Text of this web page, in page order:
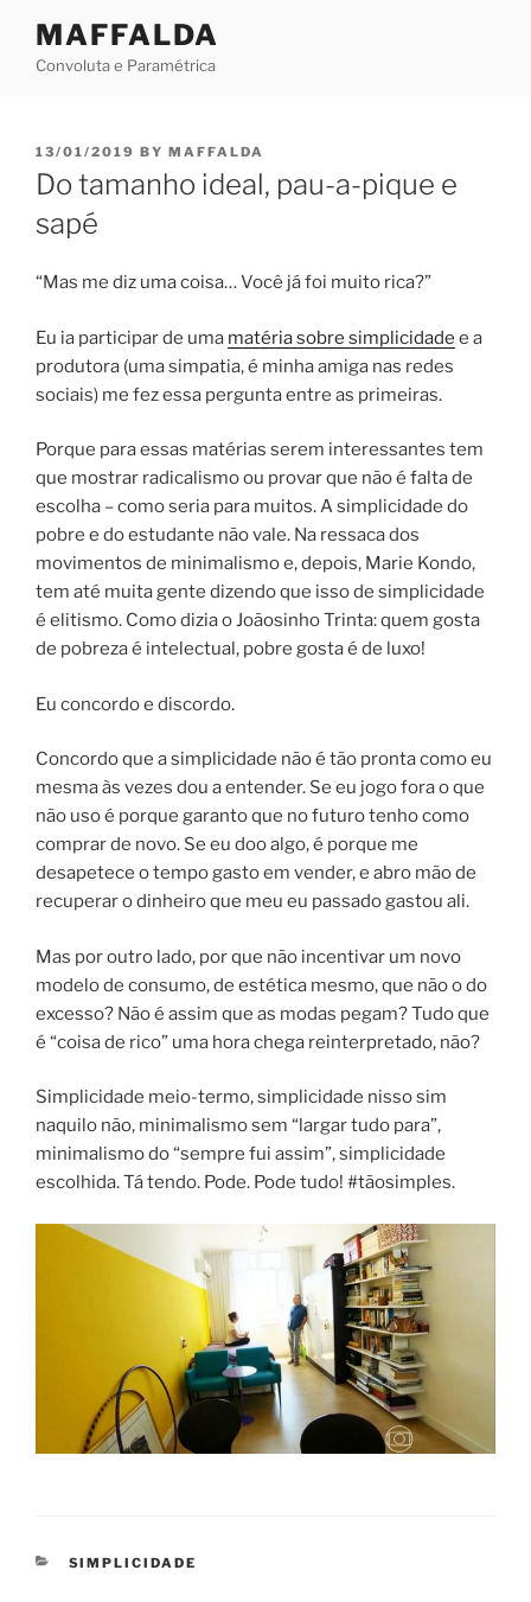
content
MAFFALDA
Convoluta e Paramétrica
POSTED
ON
13/01/2019 BY MAFFALDA
Do tamanho ideal, pau-a-pique e
sapé
“Mas me diz uma coisa… Você já foi muito rica?”
Eu ia participar de uma matéria sobre simplicidade e a
produtora (uma simpatia, é minha amiga nas redes
sociais) me fez essa pergunta entre as primeiras.
Porque para essas matérias serem interessantes tem
que mostrar radicalismo ou provar que não é falta de
escolha – como seria para muitos. A simplicidade do
pobre e do estudante não vale. Na ressaca dos
movimentos de minimalismo e, depois, Marie Kondo,
tem até muita gente dizendo que isso de simplicidade
é elitismo. Como dizia o Joãosinho Trinta: quem gosta
de pobreza é intelectual, pobre gosta é de luxo!
Eu concordo e discordo.
Concordo que a simplicidade não é tão pronta como eu
mesma às vezes dou a entender. Se eu jogo fora o que
não uso é porque garanto que no futuro tenho como
comprar de novo. Se eu doo algo, é porque me
desapetece o tempo gasto em vender, e abro mão de
recuperar o dinheiro que meu eu passado gastou ali.
Mas por outro lado, por que não incentivar um novo
modelo de consumo, de estética mesmo, que não o do
excesso? Não é assim que as modas pegam? Tudo que
é “coisa de rico” uma hora chega reinterpretado, não?
Simplicidade meio-termo, simplicidade nisso sim
naquilo não, minimalismo sem “largar tudo para”,
minimalismo do “sempre fui assim”, simplicidade
escolhida. Tá tendo. Pode. Pode tudo! #tãosimples.
CATEGORIES
SIMPLICIDADE